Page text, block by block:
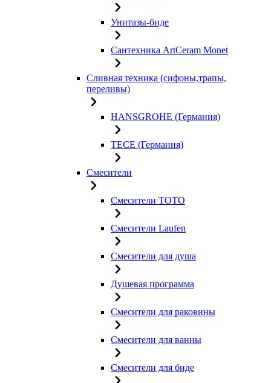
Унитазы-биде
Сантехника ArtCeram Monet
Сливная техника (сифоны,трапы,
переливы)
HANSGROHE (Германия)
TECE (Германия)
Смесители
Смесители TOTO
Смесители Laufen
Смесители для душа
Душевая программа
Смесители для раковины
Смесители для ванны
Смесители для биде